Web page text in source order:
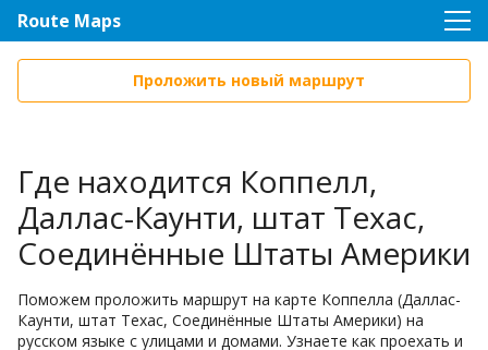
Route Maps
Проложить новый маршрут
Где находится Коппелл,
Даллас-Каунти, штат Техас,
Соединённые Штаты Америки
Поможем проложить маршрут на карте Коппелла (Даллас-
Каунти, штат Техас, Соединённые Штаты Америки) на
русском языке с улицами и домами. Узнаете как проехать и